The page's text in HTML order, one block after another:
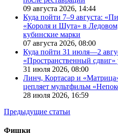
09 августа 2026, 14:44
Куда пойти 7–9 августа:
«Короля и Шута» в
кубинские марки
07 августа 2026, 08:00
Куда пойти 31 июля—2
«Пространственный
31 июля 2026, 08:00
Линч, Кортасар и
цепляет мультфильм
28 июля 2026, 16:59
Предыдущие статьи
Фишки